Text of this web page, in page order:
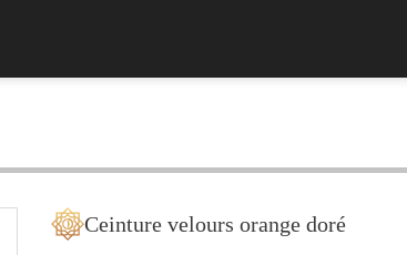
Ceinture velours orange doré